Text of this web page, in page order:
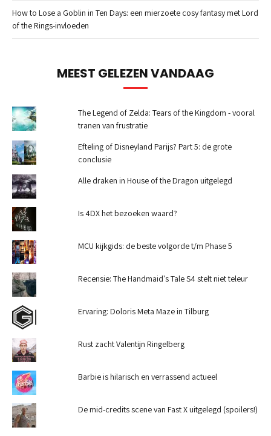
How to Lose a Goblin in Ten Days: een mierzoete cosy fantasy met Lord
of the Rings-invloeden
MEEST GELEZEN VANDAAG
The Legend of Zelda: Tears of the Kingdom - vooral
tranen van frustratie
Efteling of Disneyland Parijs? Part 5: de grote
conclusie
Alle draken in House of the Dragon uitgelegd
Is 4DX het bezoeken waard?
MCU kijkgids: de beste volgorde t/m Phase 5
Recensie: The Handmaid's Tale S4 stelt niet teleur
Ervaring: Doloris Meta Maze in Tilburg
Rust zacht Valentijn Ringelberg
Barbie is hilarisch en verrassend actueel
De mid-credits scene van Fast X uitgelegd (spoilers!)